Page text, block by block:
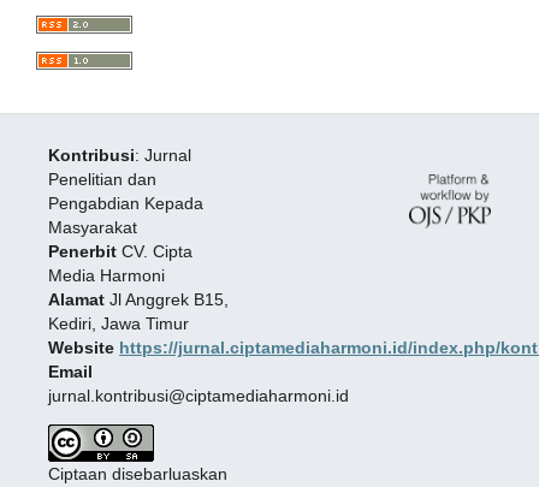
Kontribusi: Jurnal
Penelitian dan
Pengabdian Kepada
Masyarakat
PenerbitCV. Cipta
Media Harmoni
AlamatJl Anggrek B15,
Kediri, Jawa Timur
Website https://jurnal.ciptamediaharmoni.id/index.php/
Email
jurnal.kontribusi@ciptamediaharmoni.id
Ciptaan disebarluaskan